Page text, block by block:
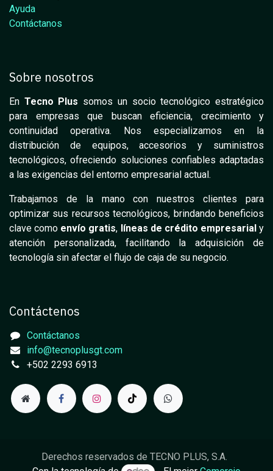
Ayuda
Contáctanos
Sobre nosotros
En Tecno Plus somos un socio tecnológico estratégico
para empresas que buscan eficiencia, crecimiento y
continuidad operativa. Nos especializamos en la
distribución de equipos, accesorios y suministros
tecnológicos, ofreciendo soluciones confiables adaptadas
a las exigencias del entorno empresarial actual.
Trabajamos de la mano con nuestros clientes para
optimizar sus recursos tecnológicos, brindando beneficios
clave como envío gratis, líneas de crédito empresarialy
atención personalizada, facilitando la adquisición de
tecnología sin afectar el flujo de caja de su negocio.
Contáctenos
Contáctanos
info@tecnoplusgt.com
+502 2293 6913
Derechos reservados de TECNO PLUS, S.A.